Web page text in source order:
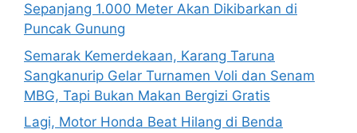
Sepanjang 1.000 Meter Akan Dikibarkan di
Puncak Gunung
Semarak Kemerdekaan, Karang Taruna
Sangkanurip Gelar Turnamen Voli dan Senam
MBG, Tapi Bukan Makan Bergizi Gratis
Lagi, Motor Honda Beat Hilang di Benda